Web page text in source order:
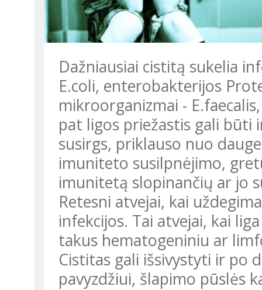
Dažniausiai cistitą sukelia
E.coli, enterobakterijos
mikroorganizmai -
pat ligos priežastis gali būti
susirgs, priklauso nuo
imuniteto susilpnėjimo,
imunitetą slopinančių ar jo
Retesni atvejai, kai
infekcijos. Tai atvejai, kai
takus hematogeniniu ar
Cistitas gali išsivystyti ir po
pavyzdžiui, šlapimo pūslės